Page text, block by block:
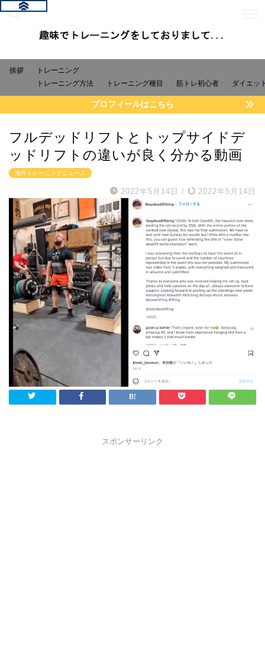
挨拶
トレーニング
トレーニング方法
トレーニング種目 筋トレ初心者 ダイエッ
プロフィールはこちら
フルデッドリフトとトップサイドデ
ッドリフトの違いが良く分かる動画
海外トレーニングニュース
2022年5月14日 / 2022年5月14日
スポンサーリンク